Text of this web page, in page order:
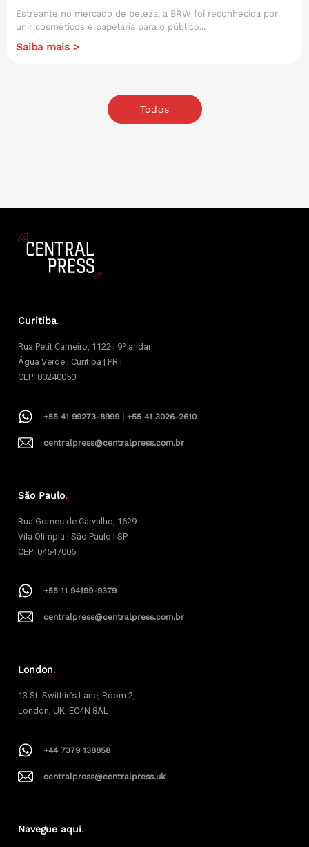
Estreante no mercado de beleza, a BRW foi reconhecida por
unir cosméticos e papelaria para o público...
Saiba mais >
Todos
Curitiba.
Rua Petit Carneiro, 1122 | 9º andar
Água Verde | Curitiba | PR |
CEP: 80240050
+55 41 99273-8999 | +55 41 3026-2610
centralpress@centralpress.com.br
São Paulo.
Rua Gomes de Carvalho, 1629
Vila Olímpia | São Paulo | SP
CEP: 04547006
+55 11 94199-9379
centralpress@centralpress.com.br
London.
13 St. Swithin’s Lane, Room 2,
London, UK, EC4N 8AL
+44 7379 138858
centralpress@centralpress.uk
Navegue aqui.